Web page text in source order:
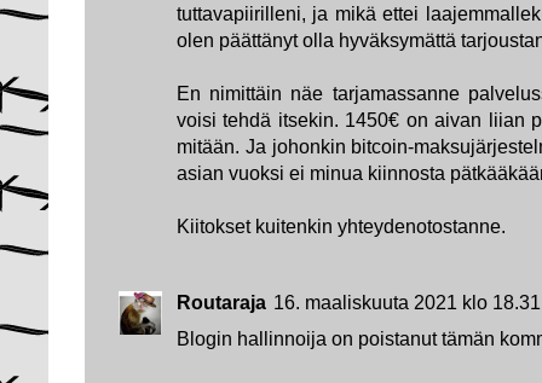
tuttavapiirilleni, ja mikä ettei
olen päättänyt olla hyväksymättä
En nimittäin näe tarjamassanne
voisi tehdä itsekin. 1450€ on aivan liian
mitään. Ja johonkin bitcoin-
asian vuoksi ei minua kiinnosta
Kiitokset kuitenkin yhteydenotostanne.
Routaraja 16. maaliskuuta 2021 klo 18.31
Blogin hallinnoija on poistanut tämän